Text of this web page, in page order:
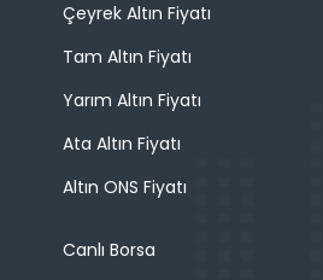
Çeyrek Altın Fiyatı
Tam Altın Fiyatı
Yarım Altın Fiyatı
Ata Altın Fiyatı
Altın ONS Fiyatı
Canlı Borsa